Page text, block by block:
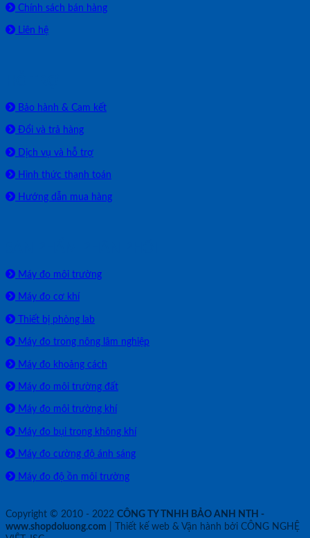
Chính sách bán hàng
Liên hệ
Bảo hành & Cam kết
Đổi và trả hàng
Dịch vụ và hỗ trợ
Hình thức thanh toán
Hướng dẫn mua hàng
Máy đo môi trường
Máy đo cơ khí
Thiết bị phòng lab
Máy đo trong nông lâm nghiệp
Máy đo khoảng cách
Máy đo môi trường đất
Máy đo môi trường khí
Máy đo bụi trong không khí
Máy đo cường độ ánh sáng
Máy đo độ ồn môi trường
Copyright © 2010 - 2022 CÔNG TY TNHH BẢO ANH NTH -
www.shopdoluong.com | Thiết kế web & Vận hành bởi CÔNG NGHỆ